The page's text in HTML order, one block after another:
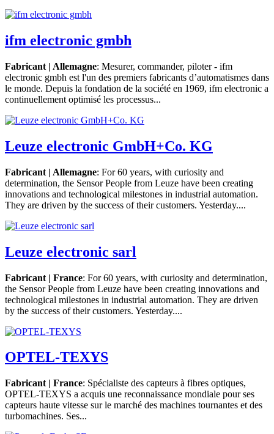
ifm electronic gmbh
Fabricant | Allemagne: Mesurer, commander, piloter - ifm
electronic gmbh est l'un des premiers fabricants d’automatismes dans
le monde. Depuis la fondation de la société en 1969, ifm electronic a
continuellement optimisé les processus...
Leuze electronic GmbH+Co. KG
Fabricant | Allemagne: For 60 years, with curiosity and
determination, the Sensor People from Leuze have been creating
innovations and technological milestones in industrial automation.
They are driven by the success of their customers. Yesterday....
Leuze electronic sarl
Fabricant | France: For 60 years, with curiosity and determination,
the Sensor People from Leuze have been creating innovations and
technological milestones in industrial automation. They are driven
by the success of their customers. Yesterday....
OPTEL-TEXYS
Fabricant | France: Spécialiste des capteurs à fibres optiques,
OPTEL-TEXYS a acquis une reconnaissance mondiale pour ses
capteurs haute vitesse sur le marché des machines tournantes et des
turbomachines. Ses...